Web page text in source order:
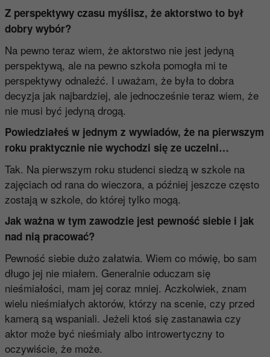
Z perspektywy czasu myślisz, że aktorstwo to był
dobry wybór?
Na pewno teraz wiem, że aktorstwo nie jest jedyną
perspektywą, ale na pewno szkoła pomogła mi te
perspektywy odnaleźć. I uważam, że była to dobra
decyzja jak najbardziej, ale jednocześnie teraz wiem, że
nie musi być jedyną drogą.
Powiedziałeś w jednym z wywiadów, że na pierwszym
roku praktycznie nie wychodzi się ze uczelni…
Tak. Na pierwszym roku studenci siedzą w szkole na
zajęciach od rana do wieczora, a później jeszcze często
zostają w szkole, do której tylko mogą.
Jak ważna w tym zawodzie jest pewność siebie i jak
nad nią pracować?
Pewność siebie dużo załatwia. Wiem co mówię, bo sam
długo jej nie miałem. Generalnie oduczam się
nieśmiałości, mam jej coraz mniej. Aczkolwiek, znam
wielu nieśmiałych aktorów, którzy na scenie, czy przed
kamerą są wspaniali. Jeżeli ktoś się zastanawia czy
aktor może być nieśmiały albo introwertyczny to
oczywiście, że może.